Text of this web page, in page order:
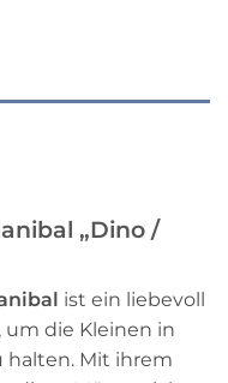
„Dino /
ist ein liebevoll
um die Kleinen in
halten. Mit ihrem